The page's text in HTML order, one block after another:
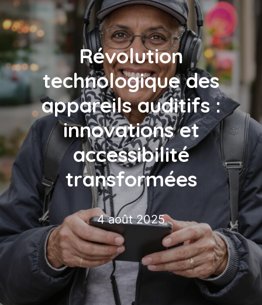
Contact réseau
Révolution
technologique des
appareils auditifs :
innovations et
accessibilité
transformées
4 août 2025